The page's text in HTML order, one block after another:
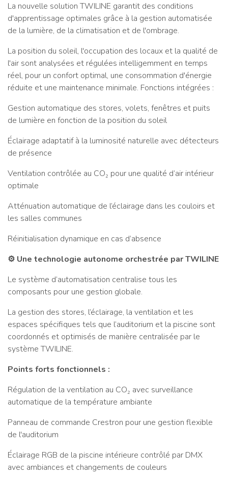
La nouvelle solution TWILINE garantit des conditions
d'apprentissage optimales grâce à la gestion automatisée
de la lumière, de la climatisation et de l'ombrage.
La position du soleil, l'occupation des locaux et la qualité de
l'air sont analysées et régulées intelligemment en temps
réel, pour un confort optimal, une consommation d'énergie
réduite et une maintenance minimale. Fonctions intégrées :
Gestion automatique des stores, volets, fenêtres et puits
de lumière en fonction de la position du soleil
Éclairage adaptatif à la luminosité naturelle avec détecteurs
de présence
Ventilation contrôlée au CO₂ pour une qualité d’air intérieur
optimale
Atténuation automatique de l’éclairage dans les couloirs et
les salles communes
Réinitialisation dynamique en cas d’absence
⚙️ Une technologie autonome orchestrée par TWILINE
Le système d’automatisation centralise tous les
composants pour une gestion globale.
La gestion des stores, l’éclairage, la ventilation et les
espaces spécifiques tels que l’auditorium et la piscine sont
coordonnés et optimisés de manière centralisée par le
système TWILINE.
Points forts fonctionnels :
Régulation de la ventilation au CO₂ avec surveillance
automatique de la température ambiante
Panneau de commande Crestron pour une gestion flexible
de l'auditorium
Éclairage RGB de la piscine intérieure contrôlé par DMX
avec ambiances et changements de couleurs